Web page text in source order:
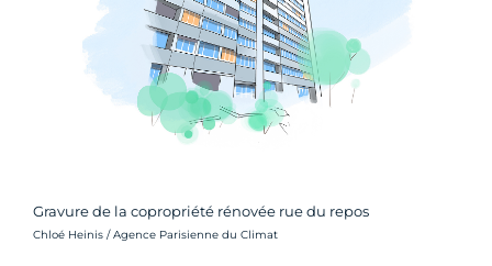
Gravure de la copropriété rénovée rue du repos
Crédit photo :
Chloé Heinis / Agence Parisienne du Climat